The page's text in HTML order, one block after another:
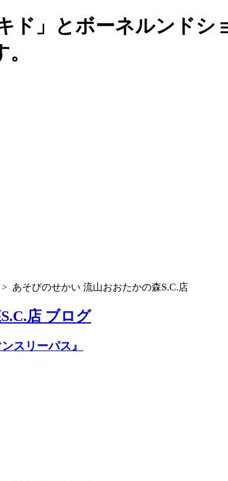
ド」とボーネルンド
> あそびのせかい 流山おおたかの森S.C.店
店 ブログ
スリーパス』